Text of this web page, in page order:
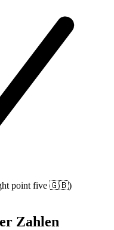
point five 🇬🇧)
Zahlen